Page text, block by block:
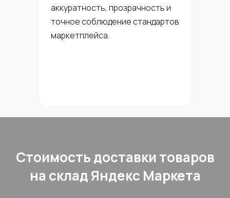
аккуратность, прозрачность и
точное соблюдение стандартов
маркетплейса.
Стоимость доставки товаров
на склад Яндекс Маркета